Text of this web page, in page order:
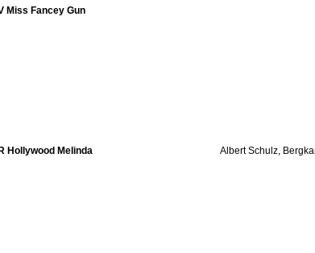
Miss Fancey Gun
Hollywood Melinda Albert Schulz,